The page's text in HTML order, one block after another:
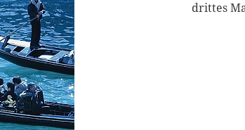
drittes